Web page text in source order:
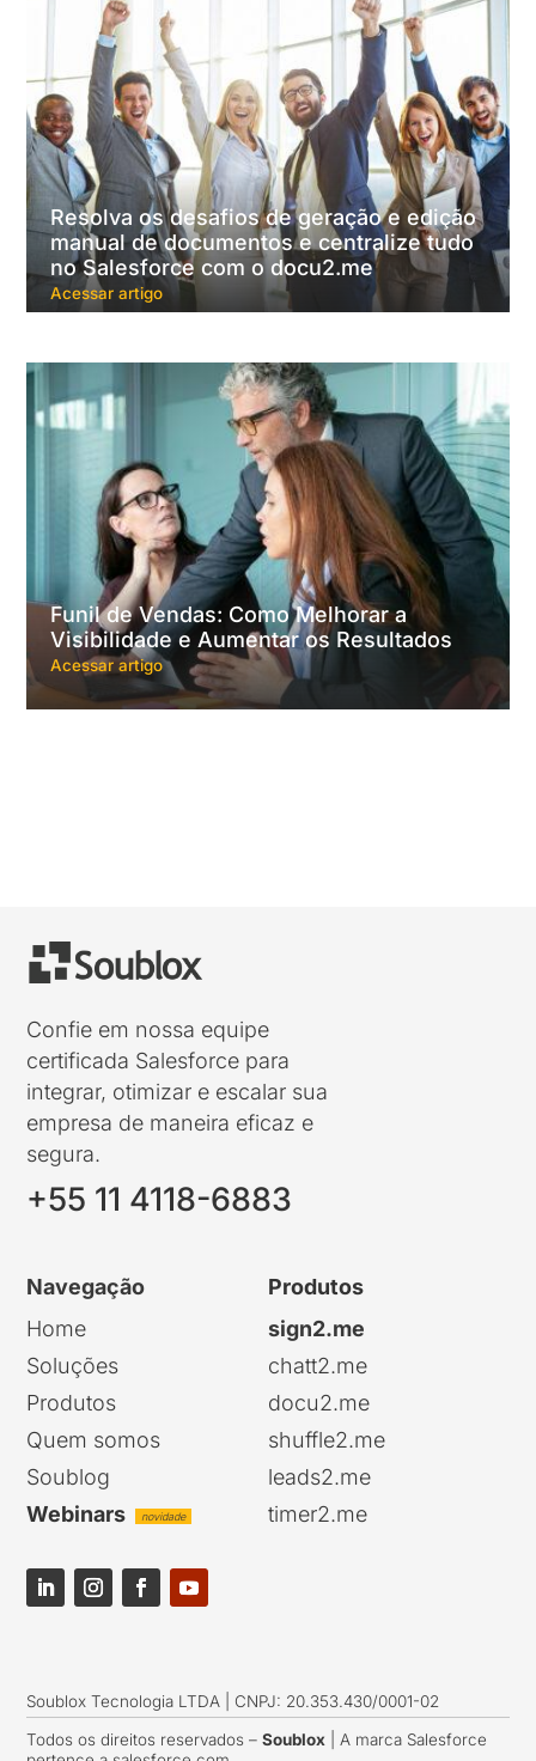
Resolva os desafios de geração e edição
manual de documentos e centralize tudo
no Salesforce com o docu2.me
Acessar artigo
Funil de Vendas: Como Melhorar a
Visibilidade e Aumentar os Resultados
Acessar artigo
Confie em nossa equipe
certificada Salesforce para
integrar, otimizar e escalar sua
empresa de maneira eficaz e
segura.
+55 11 4118-6883
Navegação
Home
Soluções
Produtos
Quem somos
Soublog
Webinars
novidade
Produtos
sign2.me
chatt2.me
docu2.me
shuffle2.me
leads2.me
timer2.me
Soublox Tecnologia LTDA | CNPJ: 20.353.430/0001-02
Todos os direitos reservados –Soublox | A marca Salesforce